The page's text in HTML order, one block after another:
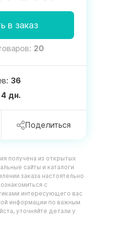
в заказ
20
36
дн.
Поделиться
получена из открытых
сайты и каталоги
заказа настоятельно
с
интересующего вас
информации по важным
уточняйте детали у